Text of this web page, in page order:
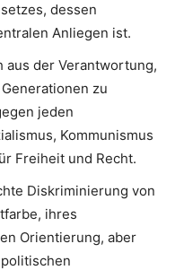
dessen
Anliegen ist.
aus der Verantwortung,
zu
jeden
Kommunismus
Freiheit und Recht.
Diskriminierung von
ihres
Orientierung, aber